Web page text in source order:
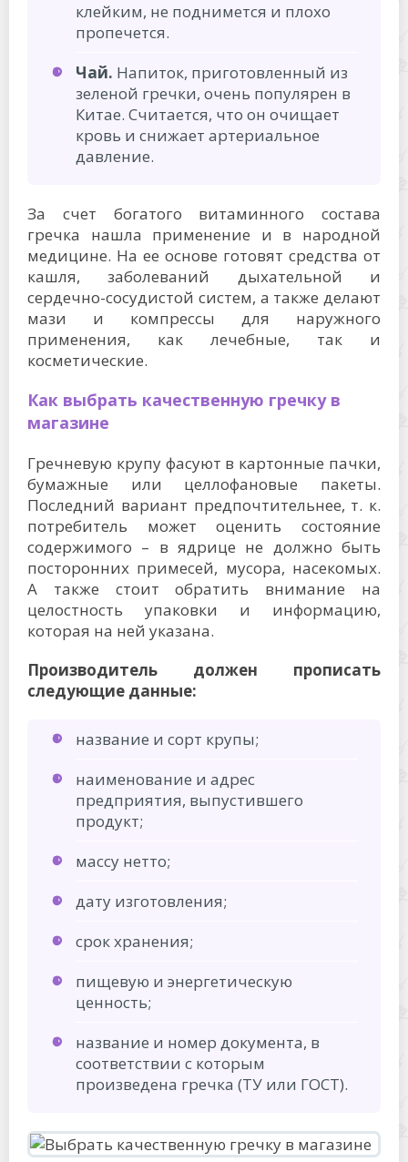
клейким, не поднимется и плохо
пропечется.
Чай. Напиток, приготовленный из
зеленой гречки, очень популярен в
Китае. Считается, что он очищает
кровь и снижает артериальное
давление.
За счет богатого витаминного состава
гречка нашла применение и в народной
медицине. На ее основе готовят средства от
кашля, заболеваний дыхательной и
сердечно-сосудистой систем, а также делают
мази и компрессы для наружного
применения, как лечебные, так и
косметические.
Как выбрать качественную гречку в
магазине
Гречневую крупу фасуют в картонные пачки,
бумажные или целлофановые пакеты.
Последний вариант предпочтительнее, т. к.
потребитель может оценить состояние
содержимого – в ядрице не должно быть
посторонних примесей, мусора, насекомых.
А также стоит обратить внимание на
целостность упаковки и информацию,
которая на ней указана.
Производитель должен прописать
следующие данные:
название и сорт крупы;
наименование и адрес
предприятия, выпустившего
продукт;
массу нетто;
дату изготовления;
срок хранения;
пищевую и энергетическую
ценность;
название и номер документа, в
соответствии с которым
произведена гречка (ТУ или ГОСТ).